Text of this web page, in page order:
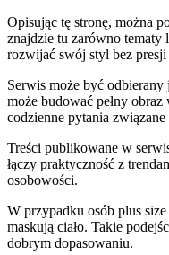
Opisując tę stronę, można
znajdzie tu zarówno tematy
rozwijać swój styl bez
Serwis może być
może budować pełny
codzienne pytania
Treści publikowane w
łączy praktyczność z
osobowości.
W przypadku osób plus
maskują ciało. Takie
dobrym dopasowaniu.